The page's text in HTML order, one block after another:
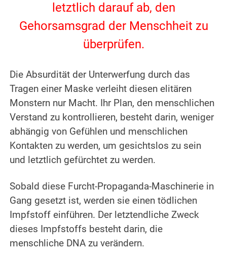
letztlich darauf ab, den
Gehorsamsgrad der Menschheit zu
überprüfen.
Die Absurdität der Unterwerfung durch das
Tragen einer Maske verleiht diesen elitären
Monstern nur Macht. Ihr Plan, den menschlichen
Verstand zu kontrollieren, besteht darin, weniger
abhängig von Gefühlen und menschlichen
Kontakten zu werden, um gesichtslos zu sein
und letztlich gefürchtet zu werden.
Sobald diese Furcht-Propaganda-Maschinerie in
Gang gesetzt ist, werden sie einen tödlichen
Impfstoff einführen. Der letztendliche Zweck
dieses Impfstoffs besteht darin, die
menschliche DNA zu verändern.